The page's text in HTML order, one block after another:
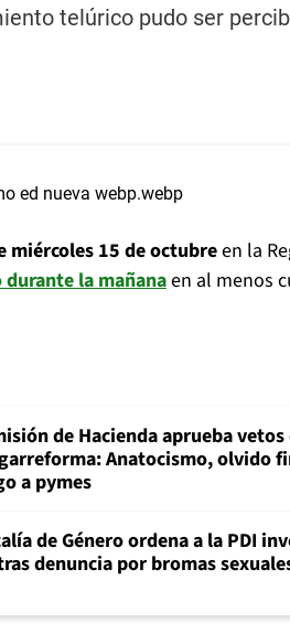
telúrico pudo ser
miércoles 15 de octubreen la
la mañanaen al menos
de Hacienda aprueba vetos
Anatocismo, olvido
a pymes
de Género ordena a la PDI
denuncia por bromas